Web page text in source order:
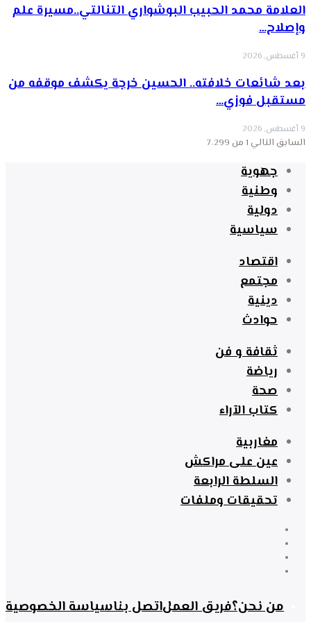
العلامة محمد الحبيب البوشواري التنالتي..مسيرة علم
وإصلاح…
9 أغسطس, 2026
بعد شائعات خلافته.. الحسين خرجة يكشف موقفه من
مستقبل فوزي…
9 أغسطس, 2026
السابق التالي 1 من 7٬299
جهوية
وطنية
دولية
سياسية
اقتصاد
مجتمع
دينية
حوادث
ثقافة و فن
رياضة
صحة
كتاب الآراء
مغاربية
عين على مراكش
السلطة الرابعة
تحقيقات وملفات
من نحن؟فريق العملاتصل بناسياسة الخصوصية